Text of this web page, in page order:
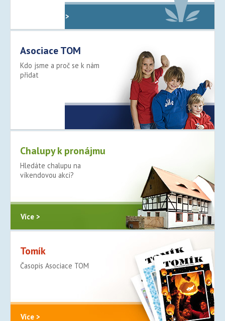
Oddíly v kraji >
Asociace TOM
Kdo jsme a proč se k nám
přidat
Chalupy k pronájmu
Hledáte chalupu na
víkendovou akci?
Více >
Tomík
Časopis Asociace TOM
Více >